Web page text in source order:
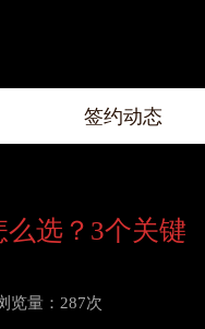
签约动态
选？3个关键
览量：287次